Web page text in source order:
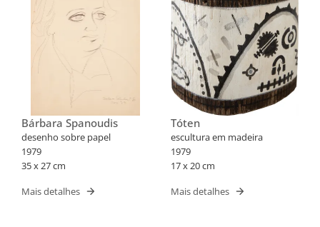
Bárbara Spanoudis
desenho sobre papel
1979
35 x 27 cm
Mais detalhes
Tóten
escultura em madeira
1979
17 x 20 cm
Mais detalhes